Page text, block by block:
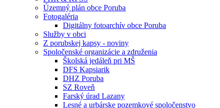
Územný plán obce Poruba
Fotogaléria
Digitálny fotoarchív obce Poruba
Služby v obci
Z porubskej kapsy - noviny
Spoločenské organizácie a združenia
Školská jedáleň pri MŠ
DFS Kapsiarik
DHZ Poruba
SZ Roveň
Farský úrad Lazany
Lesné a urbárske pozemkové spoločenstvo